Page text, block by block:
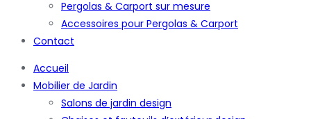
Pergolas & Carport sur mesure
Accessoires pour Pergolas & Carport
Contact
Accueil
Mobilier de Jardin
Salons de jardin design